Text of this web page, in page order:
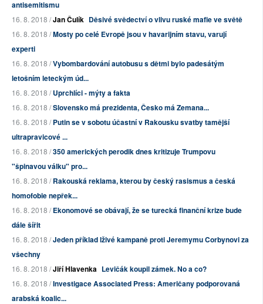
antisemitismu
16. 8. 2018 /Jan Čulík Děsivé svědectví o vlivu ruské mafie ve světě
16. 8. 2018 /Mosty po celé Evropě jsou v havarijním stavu, varují
experti
16. 8. 2018 /Vybombardování autobusu s dětmi bylo padesátým
letošním leteckým úd...
16. 8. 2018 /Uprchlíci - mýty a fakta
16. 8. 2018 /Slovensko má prezidenta, Česko má Zemana...
16. 8. 2018 /Putin se v sobotu účastní v Rakousku svatby tamější
ultrapravicové ...
16. 8. 2018 /350 amerických perodik dnes kritizuje Trumpovu
"špinavou válku" pro...
16. 8. 2018 /Rakouská reklama, kterou by český rasismus a česká
homofobie nepřek...
16. 8. 2018 /Ekonomové se obávají, že se turecká finanční krize bude
dále šířit
16. 8. 2018 /Jeden příklad lživé kampaně proti Jeremymu Corbynovi za
všechny
16. 8. 2018 /Jiří Hlavenka Levičák koupil zámek. No a co?
16. 8. 2018 /Investigace Associated Press: Američany podporovaná
arabská koalic...